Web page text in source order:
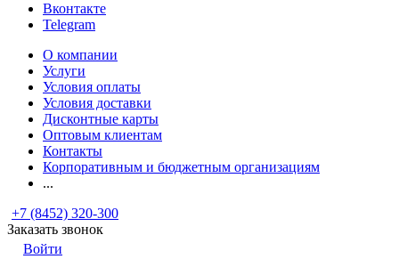
Вконтакте
Telegram
О компании
Услуги
Условия оплаты
Условия доставки
Дисконтные карты
Оптовым клиентам
Контакты
Корпоративным и бюджетным организациям
...
+7 (8452) 320-300
Заказать звонок
Войти